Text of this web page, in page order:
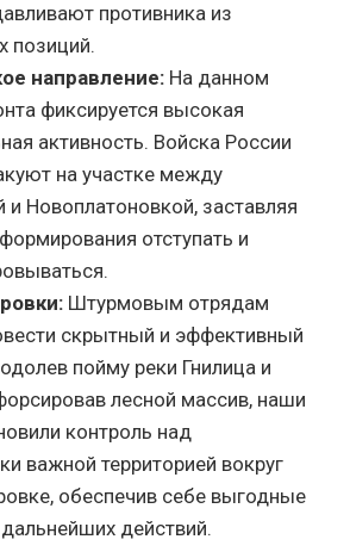
противника из
позиций.
направление: На данном
фиксируется высокая
активность. Войска России
на участке между
и Новоплатоновкой, заставляя
отступать и
Штурмовым отрядам
скрытный и эффективный
пойму реки Гнилица и
лесной массив, наши
контроль над
важной территорией вокруг
обеспечив себе выгодные
действий.